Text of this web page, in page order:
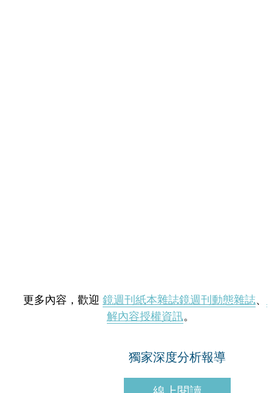
更多內容，歡迎 鏡週刊紙本雜誌鏡週刊動態雜誌、
解內容授權資訊。
獨家深度分析報導